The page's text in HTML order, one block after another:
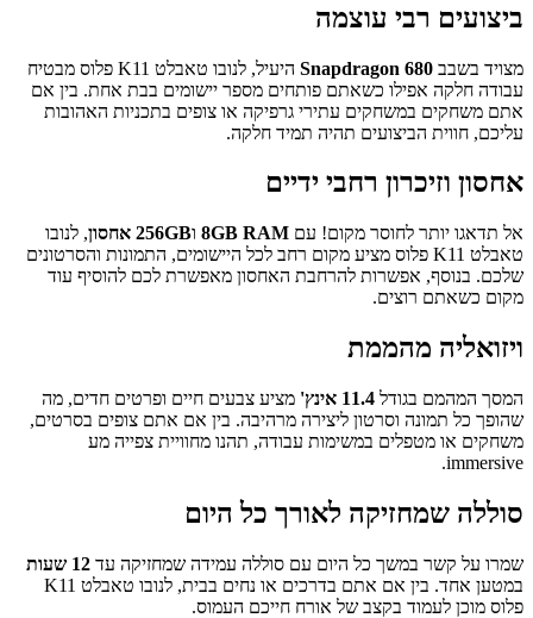
ביצועים רבי עוצמה
מצויד בשבב Snapdragon 680
היעיל, לנובו טאבלט K11 פלוס מבטיח
עבודה חלקה אפילו כשאתם פותחים מספר יישומים בבת אחת. בין אם
אתם משחקים במשחקים עתירי גרפיקה או צופים בתכניות האהובות
עליכם, חווית הביצועים תהיה תמיד חלקה.
אחסון וזיכרון רחבי ידיים
אל תדאגו יותר לחוסר מקום! עם 8GB RAM ו256GB אחסון
, לנובו
טאבלט K11 פלוס מציע מקום רחב לכל היישומים, התמונות והסרטונים
שלכם. בנוסף, אפשרות להרחבת האחסון מאפשרת לכם להוסיף עוד
מקום כשאתם רוצים.
ויזואליה מהממת
המסך המהמם בגודל 11.4 אינץ'
מציע צבעים חיים ופרטים חדים, מה
שהופך כל תמונה וסרטון ליצירה מרהיבה. בין אם אתם צופים בסרטים,
משחקים או מטפלים במשימות עבודה, תהנו מחוויית צפייה מע
immersive.
סוללה שמחזיקה לאורך כל היום
שמרו על קשר במשך כל היום עם סוללה עמידה שמחזיקה עד 12 שעות
במטען אחד. בין אם אתם בדרכים או נחים בבית, לנובו טאבלט K11
פלוס מוכן לעמוד בקצב של אורח חייכם העמוס.